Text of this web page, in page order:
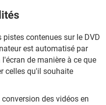
contenues sur le DVD
est automatisé par
l'écran de manière à ce que
celles qu'il souhaite
des vidéos en